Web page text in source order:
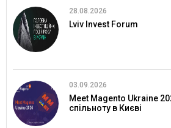
28.08.2026
Lviv Invest Forum
03.09.2026
Meet Magento Ukraine
спільноту в Києві